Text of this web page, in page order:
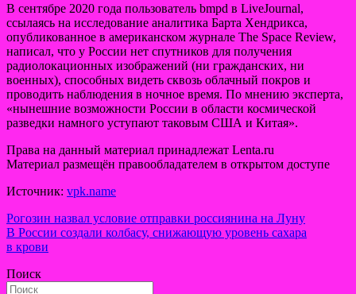
В сентябре 2020 года пользователь bmpd в LiveJournal,
ссылаясь на исследование аналитика Барта Хендрикса,
опубликованное в американском журнале The Space Review,
написал, что у России нет спутников для получения
радиолокационных изображений (ни гражданских, ни
военных), способных видеть сквозь облачный покров и
проводить наблюдения в ночное время. По мнению эксперта,
«нынешние возможности России в области космической
разведки намного уступают таковым США и Китая».
Права на данный материал принадлежат Lenta.ru
Материал размещён правообладателем в открытом доступе
Источник: vpk.name
Навигация
по
Рогозин назвал условие отправки россиянина на Луну
В России создали колбасу, снижающую уровень сахара
в крови
Поиск